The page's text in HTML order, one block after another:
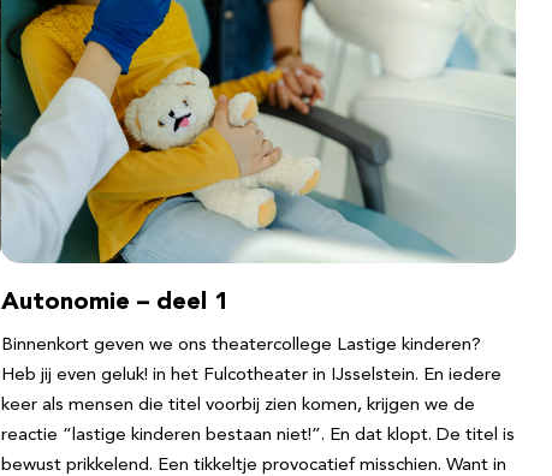
Autonomie – deel 1
Binnenkort geven we ons theatercollege Lastige kinderen?
Heb jij even geluk! in het Fulcotheater in IJsselstein. En iedere
keer als mensen die titel voorbij zien komen, krijgen we de
reactie “lastige kinderen bestaan niet!”. En dat klopt. De titel is
bewust prikkelend. Een tikkeltje provocatief misschien. Want in